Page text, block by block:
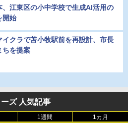
、江東区の小中学校で生成AI活用の
開始
イクラで苫小牧駅前を再設計、市長
ちを提案
ズ 人気記事
1週間 1カ月